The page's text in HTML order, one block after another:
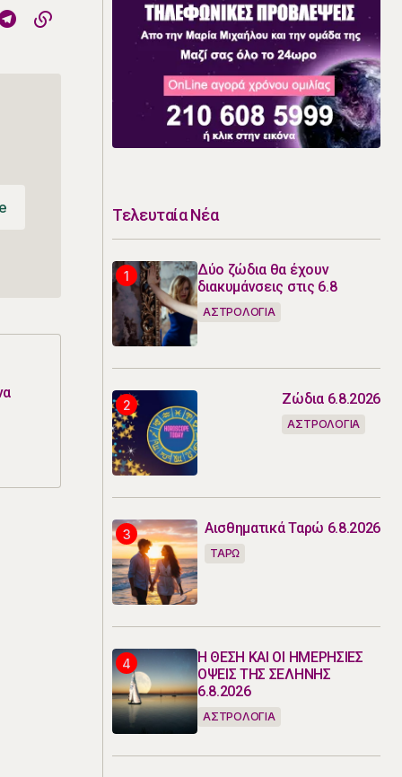
Τελευταία Νέα
Δύο ζώδια θα έχουν
διακυμάνσεις στις 6.8
ΑΣΤΡΟΛΟΓΙΑ
Ζώδια 6.8.2026
ΑΣΤΡΟΛΟΓΙΑ
Αισθηματικά Ταρώ 6.8.2026
ΤΑΡΩ
Η ΘΕΣΗ ΚΑΙ ΟΙ ΗΜΕΡΗΣΙΕΣ
ΟΨΕΙΣ ΤΗΣ ΣΕΛΗΝΗΣ
6.8.2026
ΑΣΤΡΟΛΟΓΙΑ